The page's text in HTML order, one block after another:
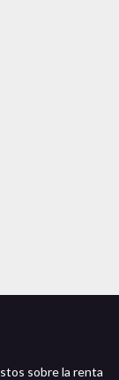
sobre la renta